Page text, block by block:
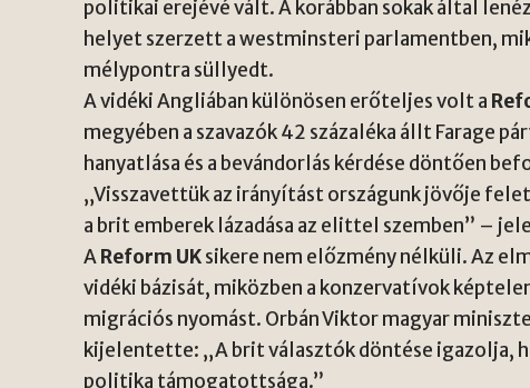
politikai erejévé vált. A korábban sokak által
helyet szerzett a westminsteri parlamentben,
mélypontra süllyedt.
A vidéki Angliában különösen erőteljes volt a
megyében a szavazók 42 százaléka állt Farage
hanyatlása és a bevándorlás kérdése döntően
„Visszavettük az irányítást országunk jövője
a brit emberek lázadása az elittel szemben” –
AReform UKsikere nem előzmény nélküli. Az
vidéki bázisát, miközben a konzervatívok
migrációs nyomást. Orbán Viktor magyar
kijelentette: „A brit választók döntése igazolja,
politika támogatottsága.”